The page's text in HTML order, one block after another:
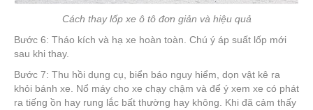
Cách thay lốp xe ô tô đơn giản và hiệu quả
Bước 6: Tháo kích và hạ xe hoàn toàn. Chú ý áp suất lốp mới
sau khi thay.
Bước 7: Thu hồi dụng cụ, biển báo nguy hiểm, dọn vật kê ra
khỏi bánh xe. Nổ máy cho xe chạy chậm và để ý xem xe có phát
ra tiếng ồn hay rung lắc bất thường hay không. Khi đã cảm thấy